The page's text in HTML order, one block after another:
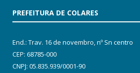
PREFEITURA DE COLARES
End.: Trav. 16 de novembro, nº Sn centro
CEP: 68785-000
CNPJ: 05.835.939/0001-90